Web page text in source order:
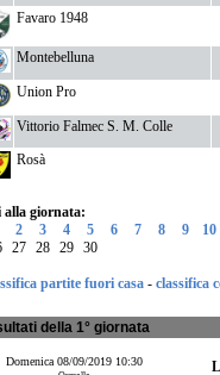
Favaro 1948
Montebelluna
Union Pro
Vittorio Falmec S. M. Colle
Rosà
alla giornata:
2 3 4 5 6 7 8 9 10
27 28 29 30
partite fuori casa- classifica
della 1° giornata
Domenica 08/09/2019 10:30